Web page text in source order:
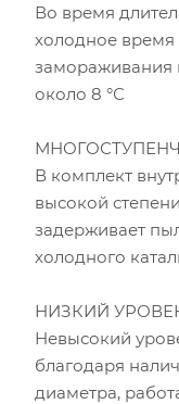
Во время
холодное
замораживания
около 8 °С
В комплект
высокой
задерживает
холодного
НИЗКИЙ
Невысокий
благодаря
диаметра,